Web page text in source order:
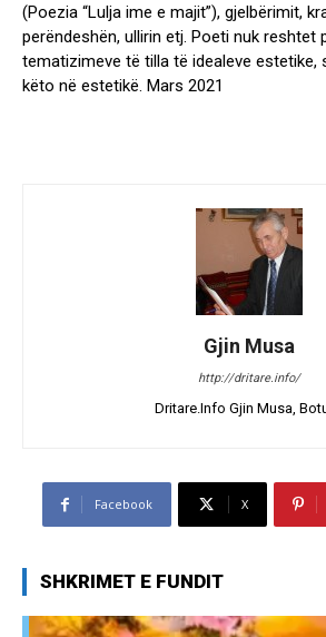
Gjin Musa
http://dritare.info/
Dritare.Info Gjin Musa,
Facebook X
SHKRIMET E FUNDIT